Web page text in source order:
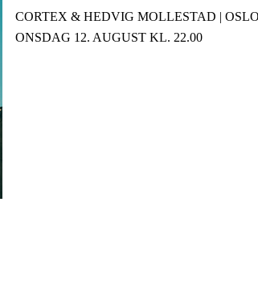
CORTEX & HEDVIG MOLLESTAD |
ONSDAG 12. AUGUST KL. 22.00